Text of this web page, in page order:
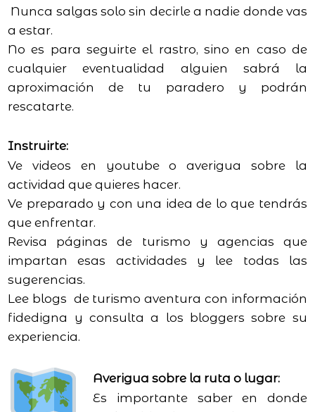
Nunca salgas solo sin decirle a nadie donde vas
a estar.
No es para seguirte el rastro, sino en caso de
cualquier eventualidad alguien sabrá la
aproximación de tu paradero y podrán
rescatarte.
Instruirte:
Ve videos en youtube o averigua sobre la
actividad que quieres hacer.
Ve preparado y con una idea de lo que tendrás
que enfrentar.
Revisa páginas de turismo y agencias que
impartan esas actividades y lee todas las
sugerencias.
Lee blogs de turismo aventura con información
fidedigna y consulta a los bloggers sobre su
experiencia.
Averigua sobre la ruta o lugar:
Es importante saber en donde